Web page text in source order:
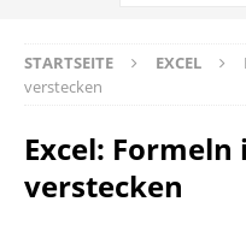
STARTSEITE EXCEL
verstecken
Excel: Formeln
verstecken